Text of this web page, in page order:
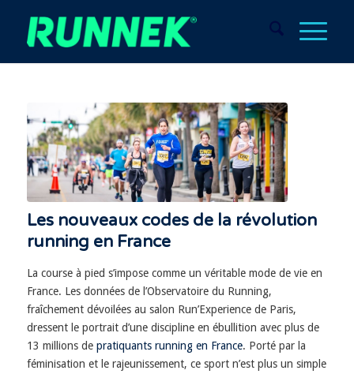
Les nouveaux codes de la révolution
running en France
La course à pied s’impose comme un véritable mode de vie en
France. Les données de l’Observatoire du Running,
fraîchement dévoilées au salon Run’Experience de Paris,
dressent le portrait d’une discipline en ébullition avec plus de
13 millions de pratiquants running en France. Porté par la
féminisation et le rajeunissement, ce sport n’est plus un simple